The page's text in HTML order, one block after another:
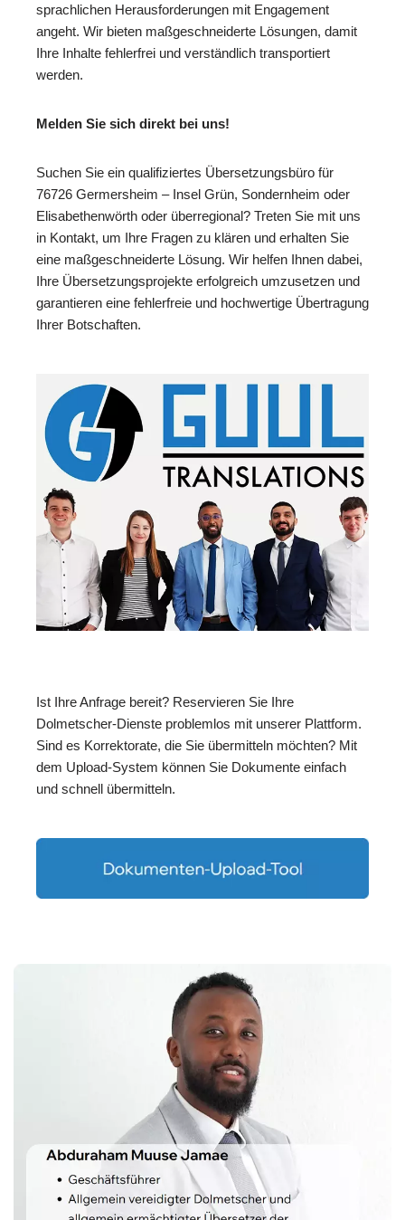
sprachlichen Herausforderungen mit Engagement
angeht. Wir bieten maßgeschneiderte Lösungen, damit
Ihre Inhalte fehlerfrei und verständlich transportiert
werden.
Melden Sie sich direkt bei uns!
Suchen Sie ein qualifiziertes Übersetzungsbüro für
76726 Germersheim – Insel Grün, Sondernheim oder
Elisabethenwörth oder überregional? Treten Sie mit uns
in Kontakt, um Ihre Fragen zu klären und erhalten Sie
eine maßgeschneiderte Lösung. Wir helfen Ihnen dabei,
Ihre Übersetzungsprojekte erfolgreich umzusetzen und
garantieren eine fehlerfreie und hochwertige Übertragung
Ihrer Botschaften.
Ist Ihre Anfrage bereit? Reservieren Sie Ihre
Dolmetscher-Dienste problemlos mit unserer Plattform.
Sind es Korrektorate, die Sie übermitteln möchten? Mit
dem Upload-System können Sie Dokumente einfach
und schnell übermitteln.